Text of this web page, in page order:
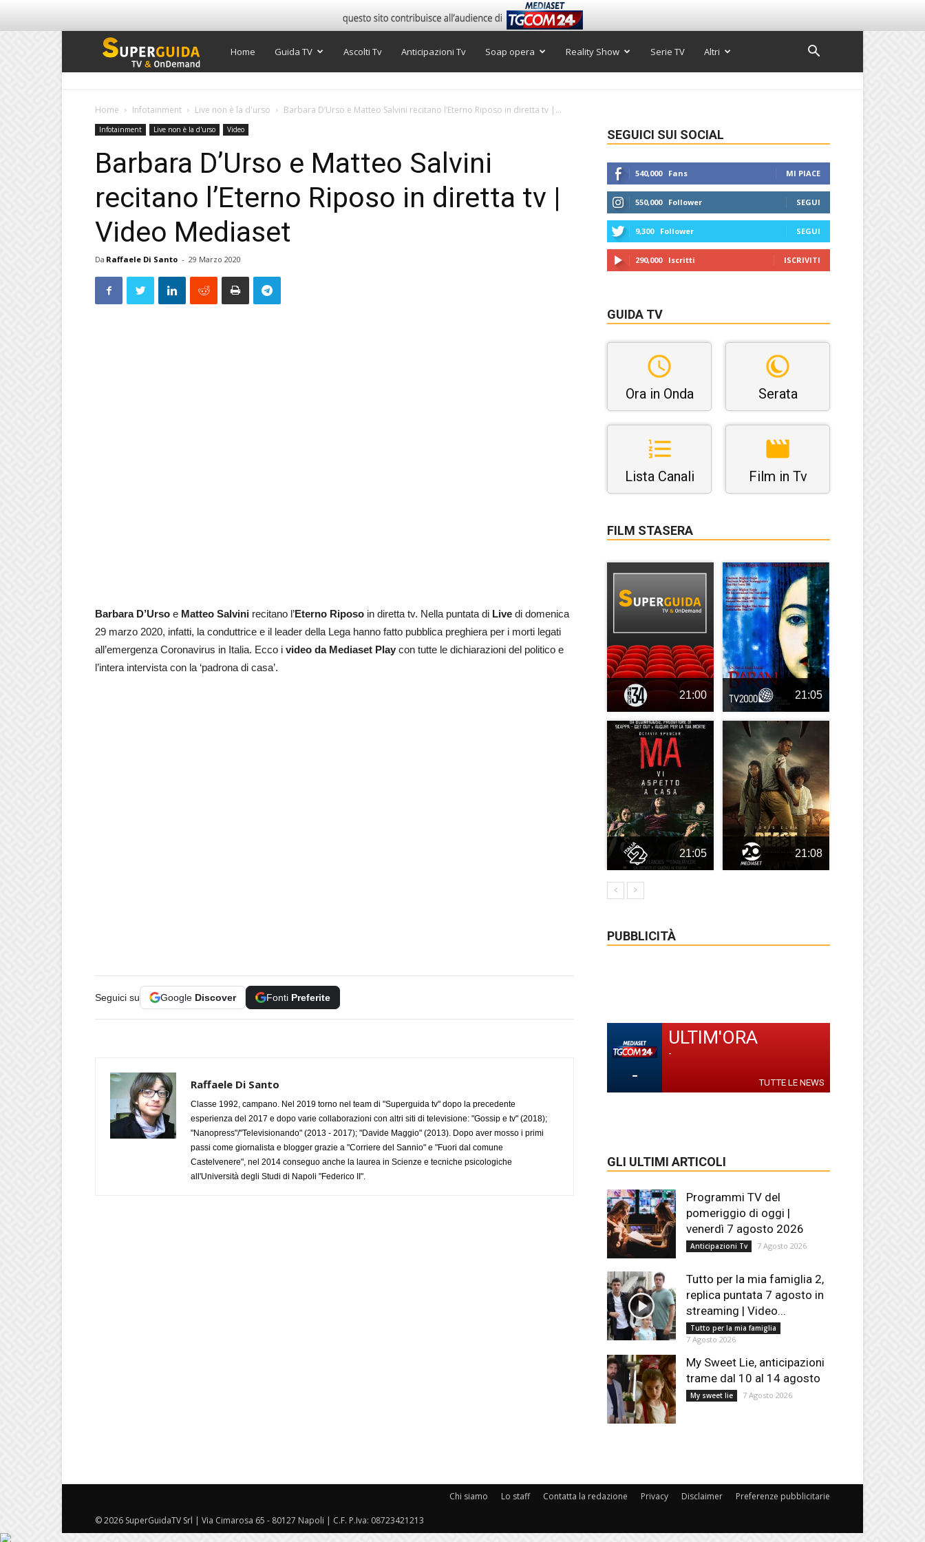
Super
TV
Home Guida TV Ascolti Tv Anticipazioni Tv Soap opera Reality Show Serie TV Altri
Home Infotainment Live non è la d'urso Barbara D’Urso e Matteo Salvini recitano l’Eterno Riposo in diretta tv |...
Infotainment Live non è la d'urso Video
Barbara D’Urso e Matteo Salvini
recitano l’Eterno Riposo in diretta tv |
Video Mediaset
Da Raffaele Di Santo - 29 Marzo 2020
Barbara D’Urso e Matteo Salvini recitano l’Eterno Riposo in diretta tv. Nella puntata di Live di domenica
29 marzo 2020, infatti, la conduttrice e il leader della Lega hanno fatto pubblica preghiera per i morti legati
all’emergenza Coronavirus in Italia. Ecco i video da Mediaset Play con tutte le dichiarazioni del politico e
l’intera intervista con la ‘padrona di casa’.
Seguici su Google Discover Fonti Preferite
Raffaele Di Santo
Classe 1992, campano. Nel 2019 torno nel team di "Superguida tv" dopo la precedente
esperienza del 2017 e dopo varie collaborazioni con altri siti di televisione: "Gossip e tv" (2018);
"Nanopress"/"Televisionando" (2013 - 2017); "Davide Maggio" (2013). Dopo aver mosso i primi
passi come giornalista e blogger grazie a "Corriere del Sannio" e "Fuori dal comune
Castelvenere", nel 2014 conseguo anche la laurea in Scienze e tecniche psicologiche
all'Università degli Studi di Napoli "Federico II".
SEGUICI SUI SOCIAL
540,000 Fans MI PIACE
550,000 Follower SEGUI
9,300 Follower SEGUI
290,000 Iscritti ISCRIVITI
GUIDA TV
Ora in Onda Serata
Lista Canali Film in Tv
FILM STASERA
21:00 21:05
21:05 21:08
PUBBLICITÀ
-
ULTIM'ORA
-
TUTTE LE NEWS
GLI ULTIMI ARTICOLI
Programmi TV del
pomeriggio di oggi |
venerdì 7 agosto 2026
Anticipazioni Tv 7 Agosto 2026
Tutto per la mia famiglia 2,
replica puntata 7 agosto in
streaming | Video...
Tutto per la mia famiglia
7 Agosto 2026
My Sweet Lie, anticipazioni
trame dal 10 al 14 agosto
My sweet lie 7 Agosto 2026
Chi siamo Lo staff Contatta la redazione Privacy Disclaimer Preferenze pubblicitarie
© 2026 SuperGuidaTV Srl | Via Cimarosa 65 - 80127 Napoli | C.F. P.Iva: 08723421213